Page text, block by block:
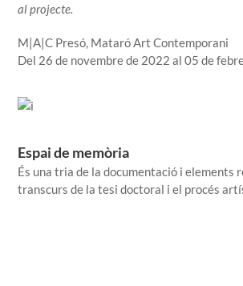
al projecte.
M|A|C Presó, Mataró Art Contemporani
Del 26 de novembre de 2022 al 05 de
Espai de memòria
És una tria de la documentació i elements
transcurs de la tesi doctoral i el procés